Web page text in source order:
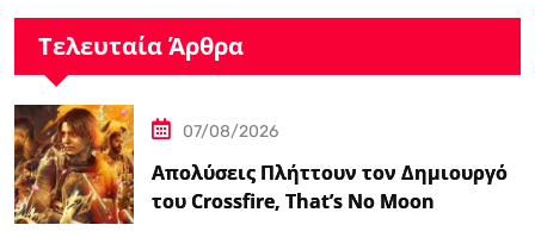
Τελευταία Άρθρα
07/08/2026
Απολύσεις Πλήττουν τον Δημιουργό
του Crossfire, That’s No Moon